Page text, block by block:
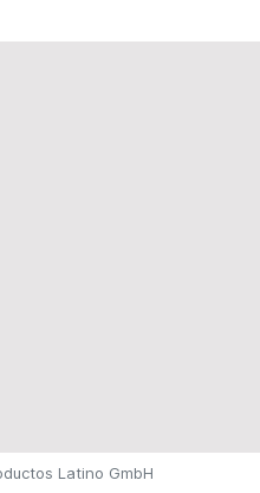
Latino GmbH